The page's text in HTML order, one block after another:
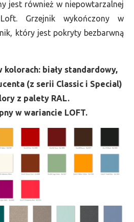
jest również w niepowtarzalnej
Grzejnik wykończony w
który jest pokryty bezbarwną
kolorach: biały standardowy,
(z serii Classic i Special)
z palety RAL.
w wariancie LOFT.